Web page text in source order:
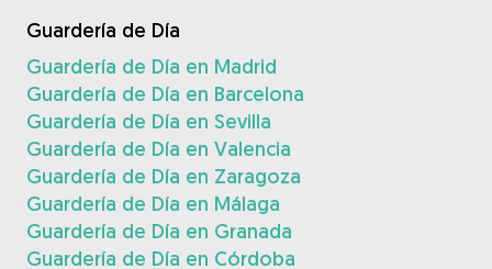
Guardería de Día
Guardería de Día en Madrid
Guardería de Día en Barcelona
Guardería de Día en Sevilla
Guardería de Día en Valencia
Guardería de Día en Zaragoza
Guardería de Día en Málaga
Guardería de Día en Granada
Guardería de Día en Córdoba